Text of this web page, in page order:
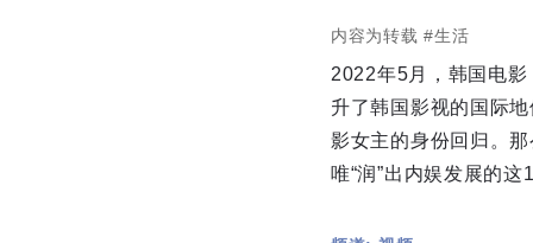
内容为转载 #生活
2022年5月，韩国电
升了韩国影视的国际
影女主的身份回归。
唯“润”出内娱发展的这